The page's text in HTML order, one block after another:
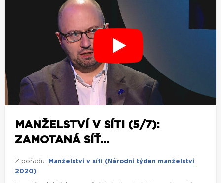
MANŽELSTVÍ V SÍTI (5/7):
ZAMOTANÁ SÍŤ...
Z pořadu:
Manželství v síti (Národní týden manželství
2020)